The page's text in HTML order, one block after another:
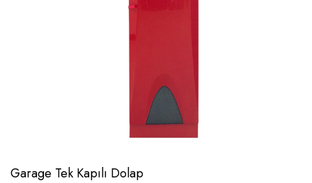
Garage Tek Kapılı Dolap